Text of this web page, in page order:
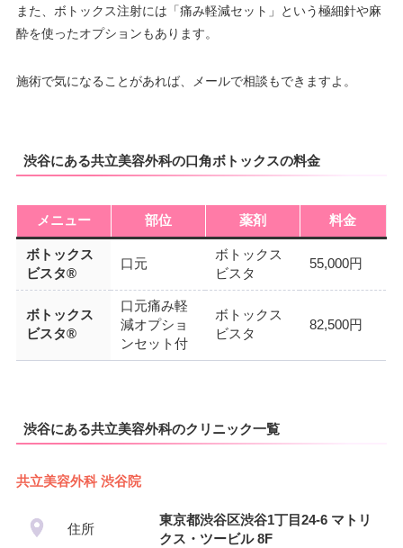
また、ボトックス注射には「痛み軽減セット」という極細針や麻
酔を使ったオプションもあります。
施術で気になることがあれば、メールで相談もできますよ。
渋谷にある共立美容外科の口角ボトックスの料金
メニュー 部位 薬剤 料金
ボトックス
ビスタ®
口元
ボトックス
ビスタ
55,000円
ボトックス
ビスタ®
口元痛み軽
減オプショ
ンセット付
ボトックス
ビスタ
82,500円
渋谷にある共立美容外科のクリニック一覧
共立美容外科 渋谷院
住所
東京都渋谷区渋谷1丁目24-6 マトリ
クス・ツービル 8F